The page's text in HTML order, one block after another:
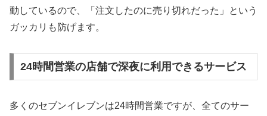
動しているので、「注文したのに売り切れだった」という
ガッカリも防げます。
24時間営業の店舗で深夜に利用できるサービス
多くのセブンイレブンは24時間営業ですが、全てのサー